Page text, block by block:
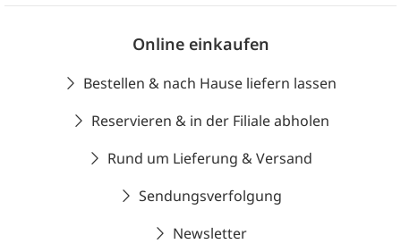
Online einkaufen
Bestellen & nach Hause liefern lassen
Reservieren & in der Filiale abholen
Rund um Lieferung & Versand
Sendungsverfolgung
Newsletter